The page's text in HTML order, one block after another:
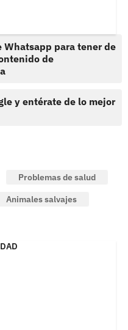
Whatsapp para tener de
de
y entérate de lo mejor
Problemas de salud
Animales salvajes